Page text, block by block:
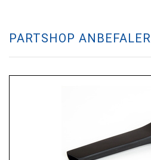
PARTSHOP ANBEFALER